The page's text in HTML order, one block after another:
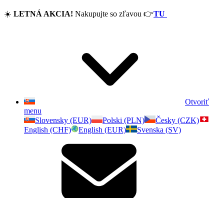
☀️ LETNÁ AKCIA! Nakupujte so zľavou 👉TU
Otvoriť
menu
Slovensky (EUR)
Polski (PLN)
Česky (CZK)
English (CHF)
English (EUR) Svenska (SV)